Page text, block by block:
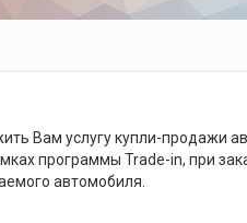
Вам услугу купли-продажи
программы Trade-in, при
автомобиля.